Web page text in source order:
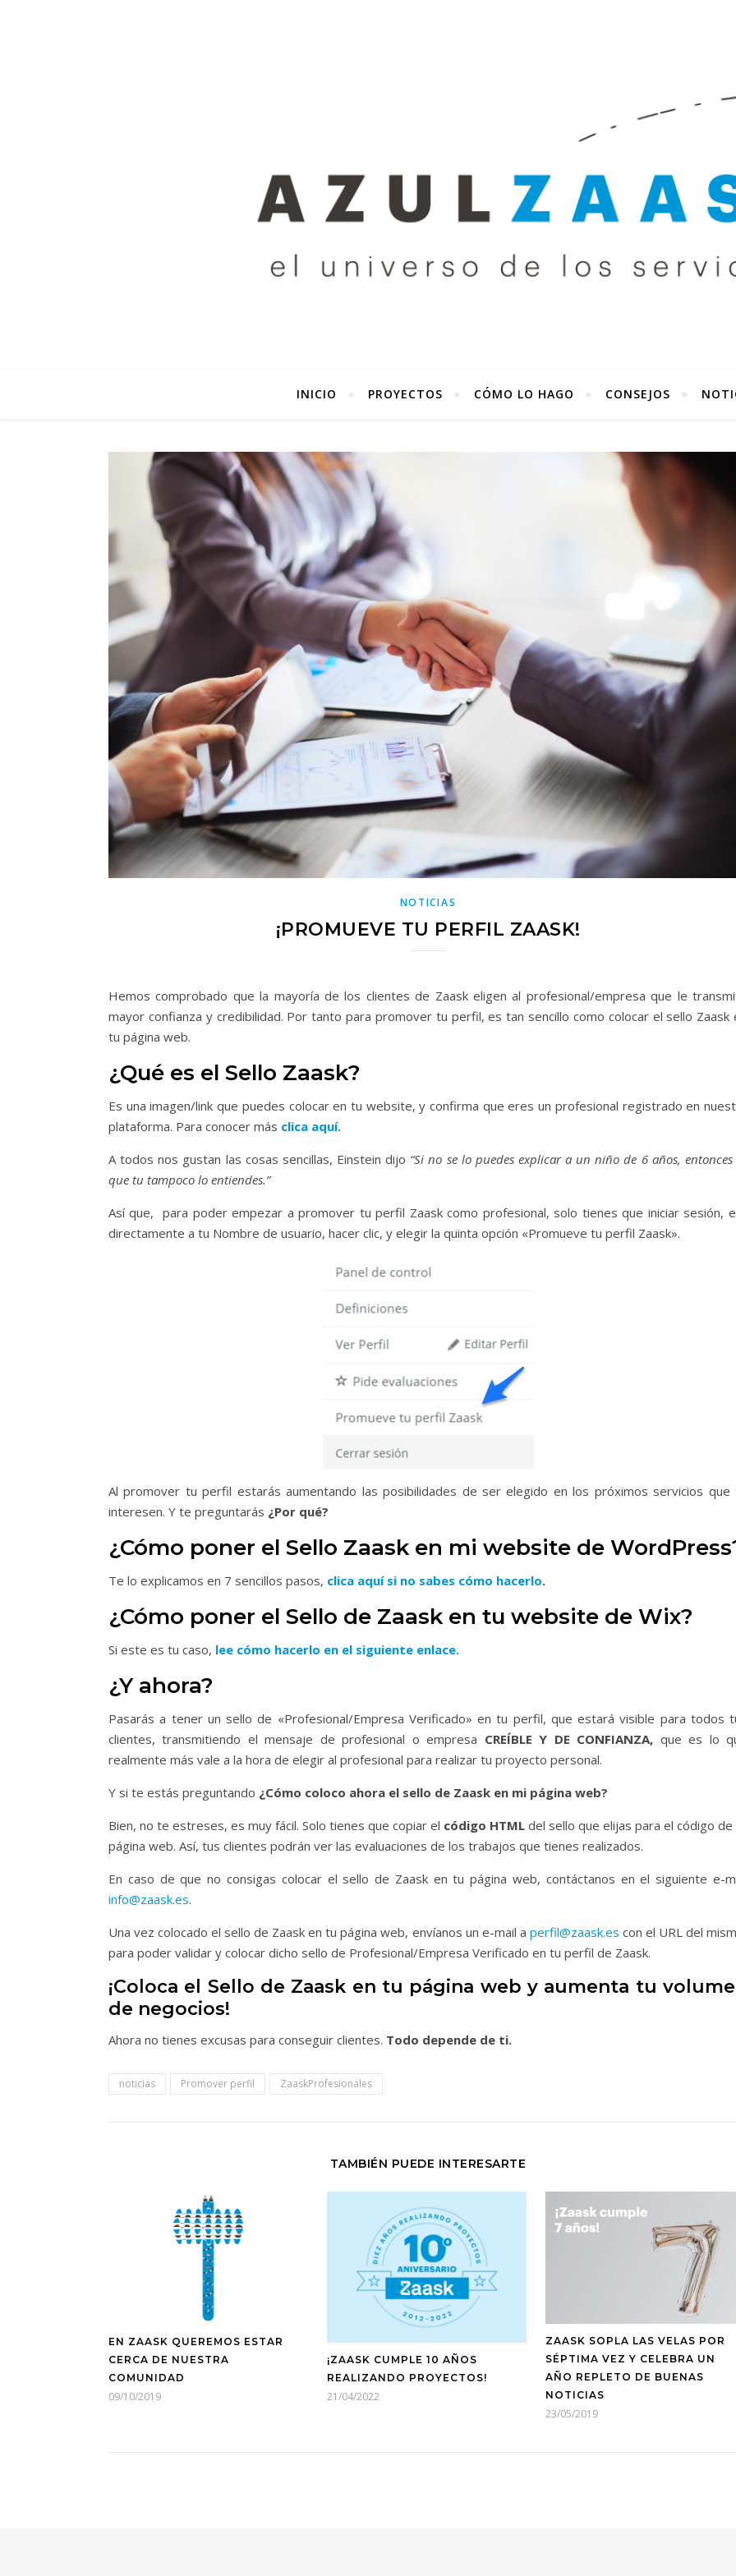
INICIO PROYECTOS CÓMO LO HAGO CONSEJOS
NOTICIAS
¡PROMUEVE TU PERFIL ZAASK!
Hemos comprobado que la mayoría de los clientes de Zaask eligen al profesional/empresa que le
mayor confianza y credibilidad. Por tanto para promover tu perfil, es tan sencillo como colocar el sello Zaask
tu página web.
¿Qué es el Sello Zaask?
Es una imagen/link que puedes colocar en tu website, y confirma que eres un profesional registrado en
plataforma. Para conocer más clica aquí.
A todos nos gustan las cosas sencillas, Einstein dijo “Si no se lo puedes explicar a un niño de 6 años, entonces
que tu tampoco lo entiendes.”
Así que, para poder empezar a promover tu perfil Zaask como profesional, solo tienes que iniciar sesión,
directamente a tu Nombre de usuario, hacer clic, y elegir la quinta opción «Promueve tu perfil Zaask».
Al promover tu perfil estarás aumentando las posibilidades de ser elegido en los próximos servicios que
interesen. Y te preguntarás ¿Por qué?
¿Cómo poner el Sello Zaask en mi website de
Te lo explicamos en 7 sencillos pasos, clica aquí si no sabes cómo hacerlo.
¿Cómo poner el Sello de Zaask en tu website de Wix?
Si este es tu caso, lee cómo hacerlo en el siguiente enlace.
¿Y ahora?
Pasarás a tener un sello de «Profesional/Empresa Verificado» en tu perfil, que estará visible para todos
clientes, transmitiendo el mensaje de profesional o empresa CREÍBLE Y DE CONFIANZA, que es lo
realmente más vale a la hora de elegir al profesional para realizar tu proyecto personal.
Y si te estás preguntando ¿Cómo coloco ahora el sello de Zaask en mi página web?
Bien, no te estreses, es muy fácil. Solo tienes que copiar el código HTML del sello que elijas para el código de
página web. Así, tus clientes podrán ver las evaluaciones de los trabajos que tienes realizados.
En caso de que no consigas colocar el sello de Zaask en tu página web, contáctanos en el siguiente e-
info@zaask.es.
Una vez colocado el sello de Zaask en tu página web, envíanos un e-mail a perfil@zaask.es con el URL del
para poder validar y colocar dicho sello de Profesional/Empresa Verificado en tu perfil de Zaask.
¡Coloca el Sello de Zaask en tu página web y aumenta tu
de negocios!
Ahora no tienes excusas para conseguir clientes. Todo depende de ti.
noticias Promover perfil ZaaskProfesionales
TAMBIÉN PUEDE INTERESARTE
EN ZAASK QUEREMOS ESTAR
CERCA DE NUESTRA
COMUNIDAD
09/10/2019
¡ZAASK CUMPLE 10 AÑOS
REALIZANDO PROYECTOS!
21/04/2022
ZAASK SOPLA LAS VELAS POR
SÉPTIMA VEZ Y CELEBRA UN
AÑO REPLETO DE BUENAS
NOTICIAS
23/05/2019